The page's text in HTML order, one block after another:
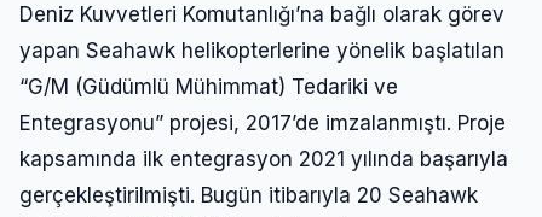
Deniz Kuvvetleri Komutanlığı’na bağlı olarak görev
yapan Seahawk helikopterlerine yönelik başlatılan
“G/M (Güdümlü Mühimmat) Tedariki ve
Entegrasyonu” projesi, 2017’de imzalanmıştı. Proje
kapsamında ilk entegrasyon 2021 yılında başarıyla
gerçekleştirilmişti. Bugün itibarıyla 20 Seahawk